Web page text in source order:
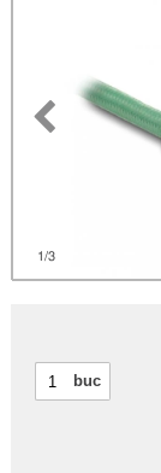
1/3
buc